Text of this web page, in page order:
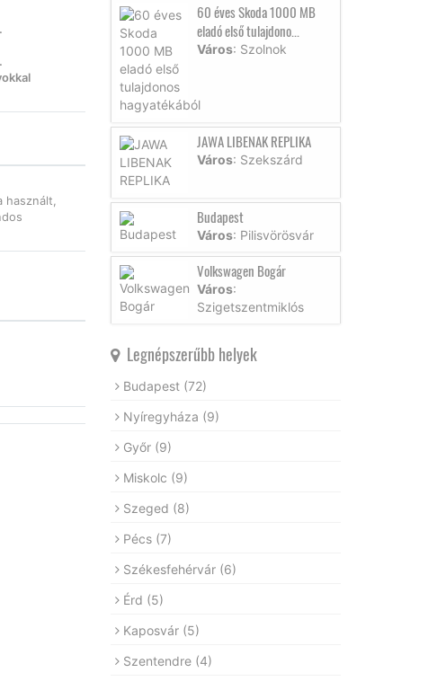
60 éves Skoda 1000 MB
eladó első tulajdono...
Város: Szolnok
JAWA LIBENAK REPLIKA
Város: Szekszárd
Budapest
Város: Pilisvörösvár
Volkswagen Bogár
Város:
Szigetszentmiklós
Legnépszerűbb helyek
Budapest (72)
Nyíregyháza (9)
Győr (9)
Miskolc (9)
Szeged (8)
Pécs (7)
Székesfehérvár (6)
Érd (5)
Kaposvár (5)
Szentendre (4)